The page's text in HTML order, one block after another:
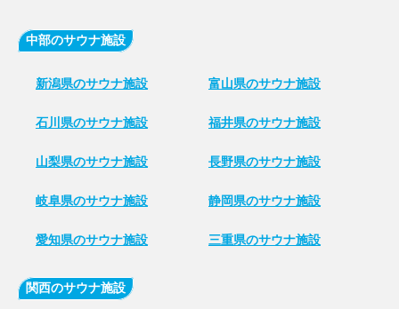
中部のサウナ施設
新潟県のサウナ施設 富山県のサウナ施設
石川県のサウナ施設 福井県のサウナ施設
山梨県のサウナ施設 長野県のサウナ施設
岐阜県のサウナ施設 静岡県のサウナ施設
愛知県のサウナ施設 三重県のサウナ施設
関西のサウナ施設